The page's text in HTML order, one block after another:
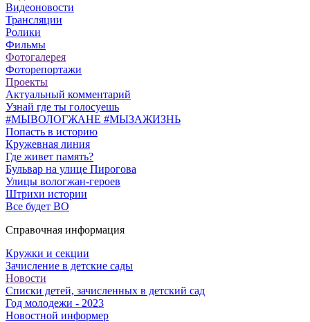
Видеоновости
Трансляции
Ролики
Фильмы
Фотогалерея
Фоторепортажи
Проекты
Актуальный комментарий
Узнай где ты голосуешь
#МЫВОЛОГЖАНЕ #МЫЗАЖИЗНЬ
Попасть в историю
Кружевная линия
Где живет память?
Бульвар на улице Пирогова
Улицы вологжан-героев
Штрихи истории
Все будет ВО
Справочная информация
Кружки и секции
Зачисление в детские сады
Новости
Списки детей, зачисленных в детский сад
Год молодежи - 2023
Новостной информер